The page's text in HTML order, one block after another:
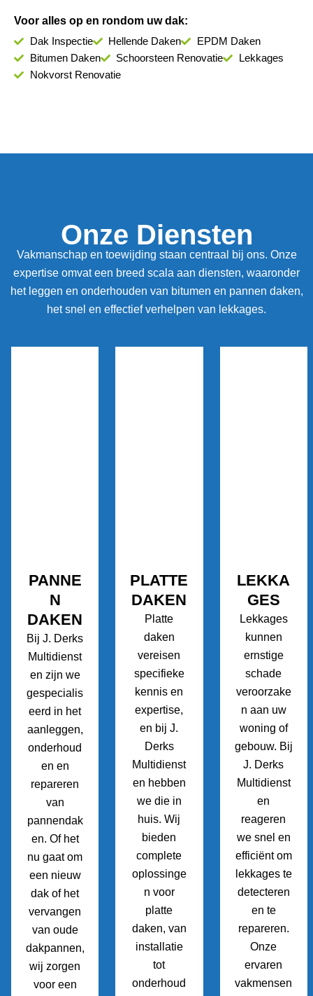
Voor alles op en rondom uw dak:
Dak Inspectie Hellende Daken
EPDM Daken
Bitumen Daken
Schoorsteen Renovatie
Lekkages
Nokvorst Renovatie
Onze Diensten
Vakmanschap en toewijding staan centraal bij ons. Onze
expertise omvat een breed scala aan diensten, waaronder
het leggen en onderhouden van bitumen en pannen daken,
het snel en effectief verhelpen van lekkages.
PANNE
N
DAKEN
Bij J. Derks
Multidienst
en zijn we
gespecialis
eerd in het
aanleggen,
onderhoud
en en
repareren
van
pannendak
en. Of het
nu gaat om
een nieuw
dak of het
vervangen
van oude
dakpannen,
wij zorgen
voor een
PLATTE
DAKEN
Platte
daken
vereisen
specifieke
kennis en
expertise,
en bij J.
Derks
Multidienst
en hebben
we die in
huis. Wij
bieden
complete
oplossinge
n voor
platte
daken, van
installatie
tot
onderhoud
LEKKA
GES
Lekkages
kunnen
ernstige
schade
veroorzake
n aan uw
woning of
gebouw. Bij
J. Derks
Multidienst
en
reageren
we snel en
efficiënt om
lekkages te
detecteren
en te
repareren.
Onze
ervaren
vakmensen